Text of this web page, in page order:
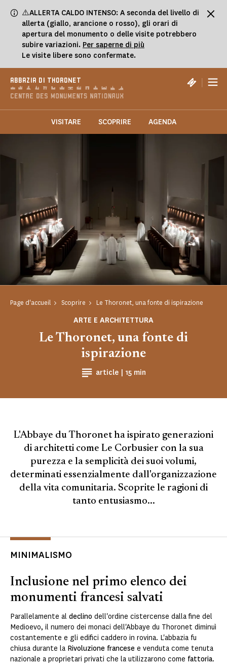
⚠️ALLERTA CALDO INTENSO: A seconda del livello di
allerta (giallo, arancione o rosso), gli orari di
apertura del monumento o delle visite potrebbero
subire variazioni. Per saperne di più
Le visite libere sono confermate.
ABBAZIA DI THORONET |
VISITARE SCOPRIRE AGENDA
Page d'accueil Scoprire Le Thoronet, una fonte di ispirazione
ARTE E ARCHITETTURA
article | Tempo di lettura
15 min
Le Thoronet, una fonte di
ispirazione
L'Abbaye du Thoronet ha ispirato generazioni
di architetti come Le Corbusier con la sua
purezza e la semplicità dei suoi volumi,
determinati essenzialmente dall'organizzazione
della vita comunitaria. Scoprite le ragioni di
tanto entusiasmo...
MINIMALISMO
Inclusione nel primo elenco dei
monumenti francesi salvati
Parallelamente al declino dell'ordine cistercense dalla fine del
Medioevo, il numero dei monaci dell'Abbaye du Thoronet diminuì
costantemente e gli edifici caddero in rovina. L'abbazia fu
chiusa durante la Rivoluzione francese e venduta come tenuta
nazionale a proprietari privati che la utilizzarono come fattoria.